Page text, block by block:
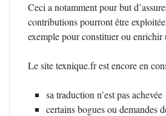
Ceci a notamment pour but
contributions pourront être
exemple pour constituer ou enrichir
Le site texnique.fr est encore en
sa traduction n’est pas achevée
certains bogues ou demandes